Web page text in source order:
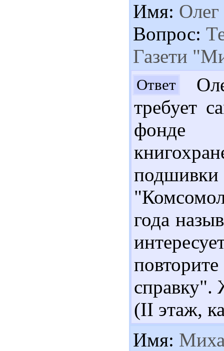
Имя: Олег
Вопрос:
Газети
Ответ
требует
фонде
года
справку".
(II этаж,
Имя: